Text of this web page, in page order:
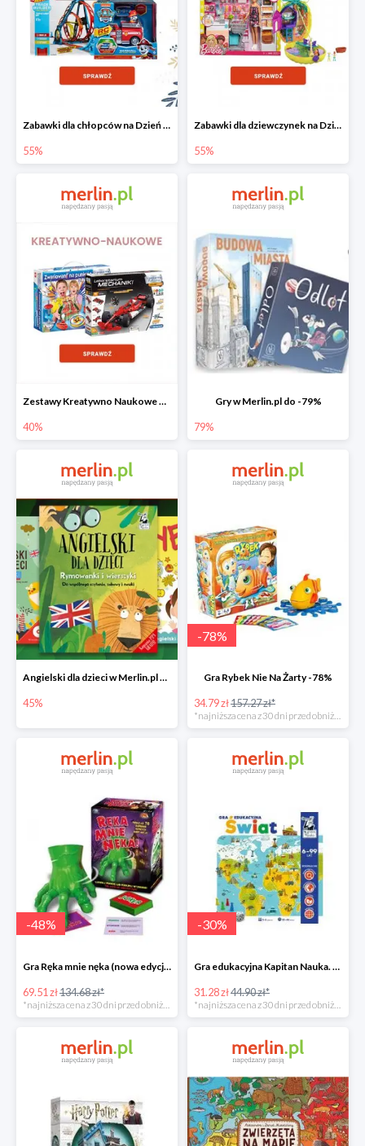
Zabawki dla chłopców na Dzień Dziecka w Merlin.pl do -55%
55%
Zabawki dla dziewczynek na Dzień Dziecka w Merlin.pl do -55%
55%
Zestawy Kreatywno Naukowe do -40%
40%
Gry w Merlin.pl do -79%
79%
Angielski dla dzieci w Merlin.pl do -45%
45%
-78%
Gra Rybek Nie Na Żarty -78%
34.79 zł157.27 zł*
*najniższa cena z 30 dni przed obniżką
-48%
Gra Ręka mnie nęka (nowa edycja) -49%
69.51 zł134.68 zł*
-30%
Gra edukacyjna Kapitan Nauka. Świat -31%
31.28 zł44.90 zł*